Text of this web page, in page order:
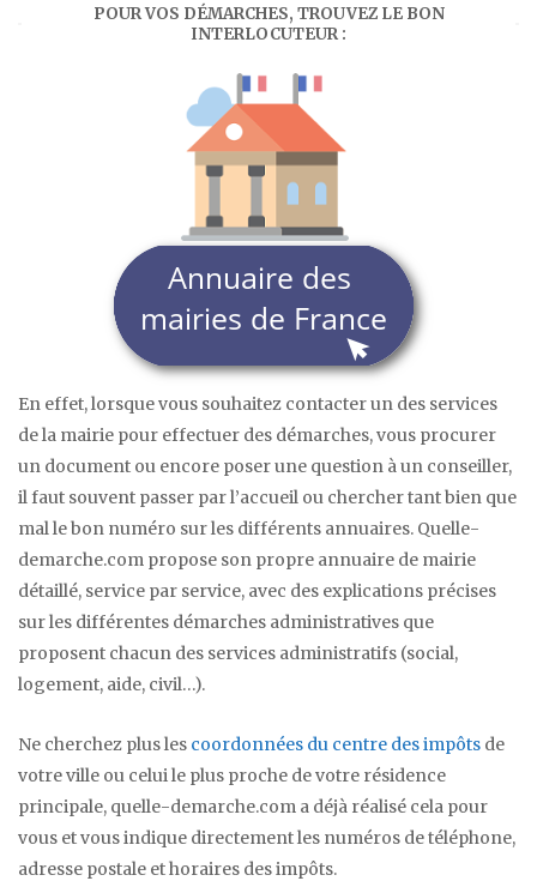
POUR VOS DÉMARCHES, TROUVEZ LE BON
INTERLOCUTEUR :
En effet, lorsque vous souhaitez contacter un des services
de la mairie pour effectuer des démarches, vous procurer
un document ou encore poser une question à un conseiller,
il faut souvent passer par l’accueil ou chercher tant bien que
mal le bon numéro sur les différents annuaires. Quelle-
demarche.com propose son propre annuaire de mairie
détaillé, service par service, avec des explications précises
sur les différentes démarches administratives que
proposent chacun des services administratifs (social,
logement, aide, civil…).
Ne cherchez plus les coordonnées du centre des impôts de
votre ville ou celui le plus proche de votre résidence
principale, quelle-demarche.com a déjà réalisé cela pour
vous et vous indique directement les numéros de téléphone,
adresse postale et horaires des impôts.